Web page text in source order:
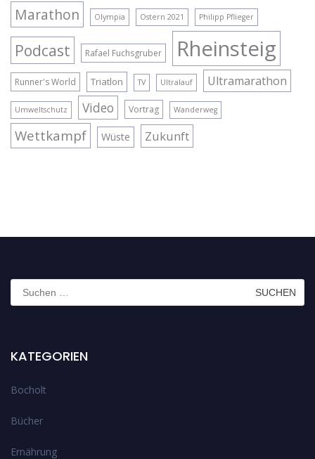
Marathon Olympia Ostern 2021 Philipp Pflieger
Podcast Rafael Fuchsgruber Rheinsteig
Runner's World Triatlon TV Ultralauf Ultramarathon
Umweltschutz Video Vortrag Wanderweg
Wettkampf Wüste Zukunft
Suchen
nach:
KATEGORIEN
Bocholt
Bücher
Ernährung